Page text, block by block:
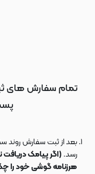
تمام سفارش های
بعد از ثبت سفارش روند
رسد.
هرزنامه گوشی خود را